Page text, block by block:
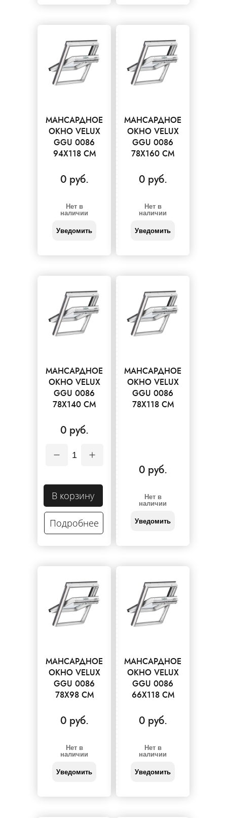
МАНСАРДНОЕ
ОКНО VELUX
GGU 0086
94X118 СМ
0 руб.
Нет в
наличии
Уведомить
МАНСАРДНОЕ
ОКНО VELUX
GGU 0086
78X160 СМ
0 руб.
Нет в
наличии
Уведомить
МАНСАРДНОЕ
ОКНО VELUX
GGU 0086
78X140 СМ
0 руб.
1
В корзину
Подробнее
МАНСАРДНОЕ
ОКНО VELUX
GGU 0086
78X118 СМ
0 руб.
Нет в
наличии
Уведомить
МАНСАРДНОЕ
ОКНО VELUX
GGU 0086
78X98 СМ
0 руб.
Нет в
наличии
Уведомить
МАНСАРДНОЕ
ОКНО VELUX
GGU 0086
66X118 СМ
0 руб.
Нет в
наличии
Уведомить